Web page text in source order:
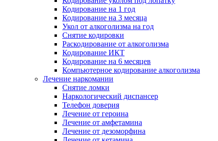
Кодирование на 1 год
Кодирование на 3 месяца
Укол от алкоголизма на год
Снятие кодировки
Раскодирование от алкоголизма
Кодирование ИКТ
Кодирование на 6 месяцев
Компьютерное кодирование алкоголизма
Лечение наркомании
Снятие ломки
Наркологический диспансер
Телефон доверия
Лечение от героина
Лечение от амфетамина
Лечение от дезоморфина